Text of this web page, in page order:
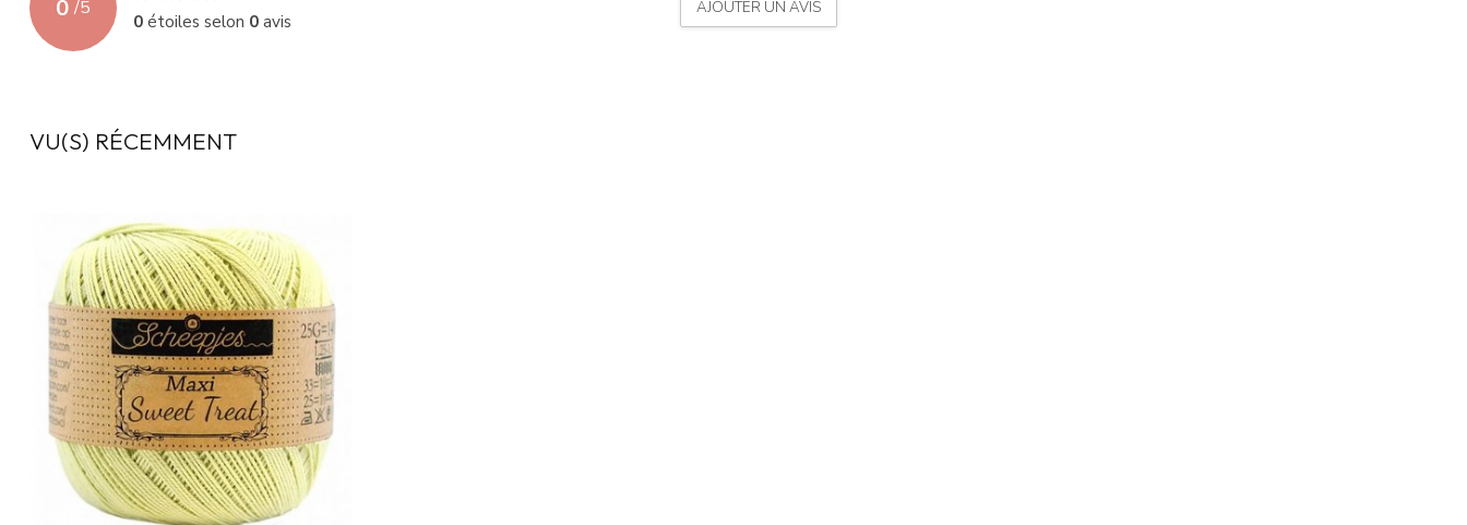
0 /5
0étoiles selon 0avis
AJOUTER UN AVIS
VU(S) RÉCEMMENT